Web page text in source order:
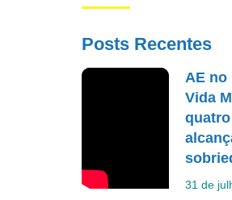
Posts Recentes
AE no
Vida
31 de